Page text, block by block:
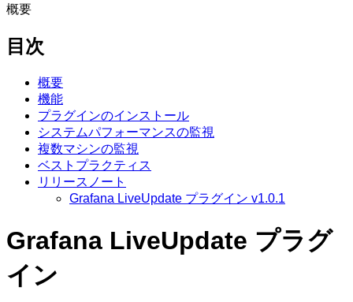
概要
目次
概要
機能
プラグインのインストール
システムパフォーマンスの監視
複数マシンの監視
ベストプラクティス
リリースノート
Grafana LiveUpdate プラグイン v1.0.1
Grafana LiveUpdate プラグ
イン